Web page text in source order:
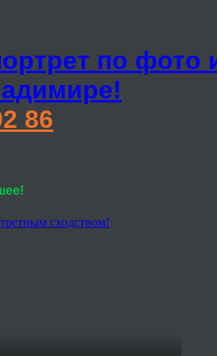
по фото
86
сходством!